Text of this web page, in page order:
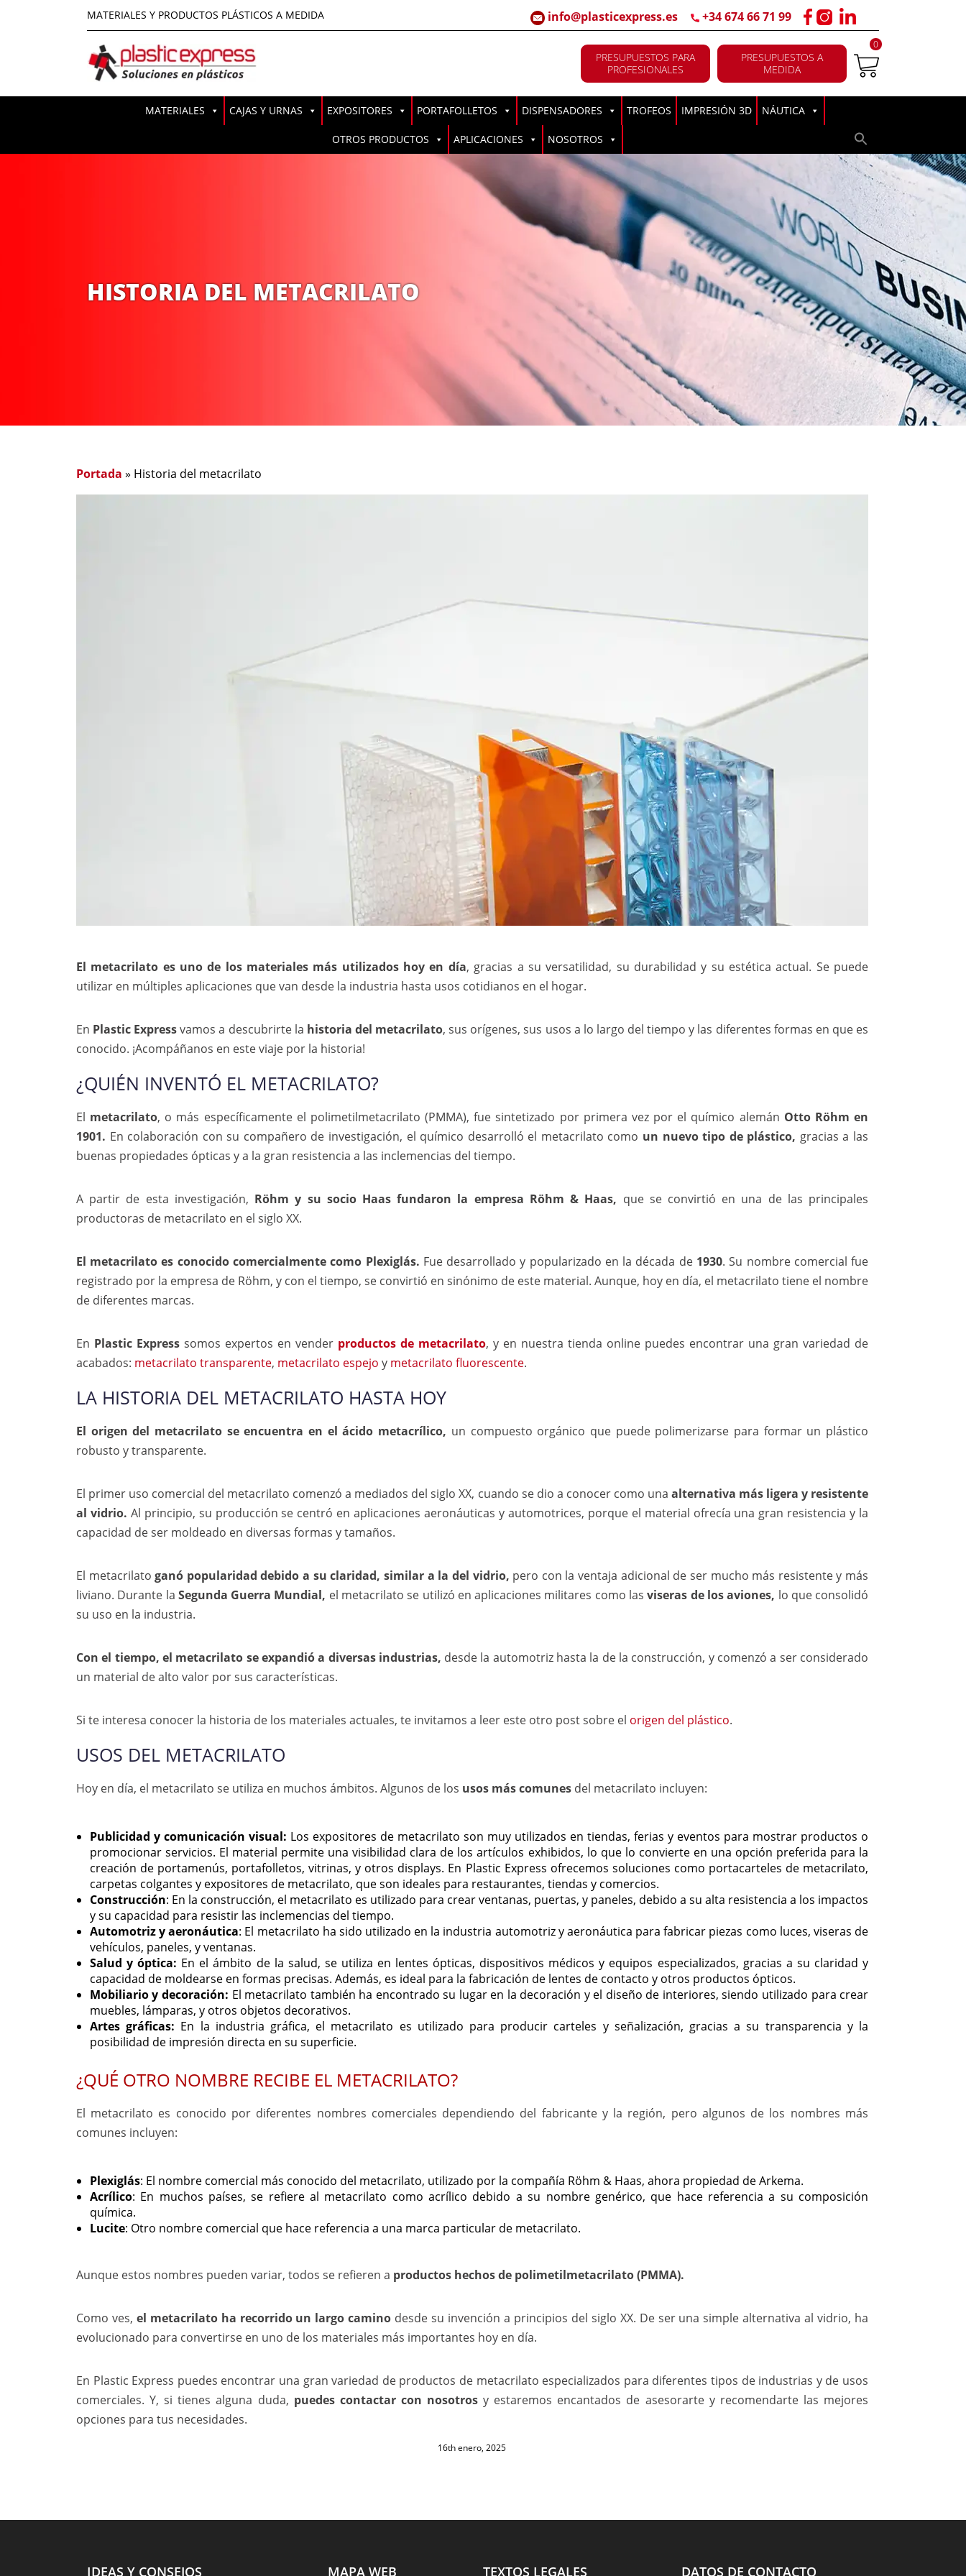
MATERIALES Y PRODUCTOS PLÁSTICOS A MEDIDA info@plasticexpress.es +34 674 66 71 99
PRESUPUESTOS PARA
PROFESIONALES
PRESUPUESTOS A
MEDIDA
0
MATERIALES CAJAS Y URNAS EXPOSITORES PORTAFOLLETOS DISPENSADORES TROFEOS IMPRESIÓN 3D NÁUTICA
OTROS PRODUCTOS APLICACIONES NOSOTROS
HISTORIA DEL METACRILATO
Portada » Historia del metacrilato
El metacrilato es uno de los materiales más utilizados hoy en día, gracias a su versatilidad, su durabilidad y su estética actual. Se puede
utilizar en múltiples aplicaciones que van desde la industria hasta usos cotidianos en el hogar.
En Plastic Expressvamos a descubrirte la historia del metacrilato, sus orígenes, sus usos a lo largo del tiempo y las diferentes formas en que es
conocido. ¡Acompáñanos en este viaje por la historia!
¿QUIÉN INVENTÓ EL METACRILATO?
El metacrilato, o más específicamente el polimetilmetacrilato (PMMA), fue sintetizado por primera vez por el químico alemán Otto Röhm en
1901. En colaboración con su compañero de investigación, el químico desarrolló el metacrilato como un nuevo tipo de plástico, gracias a las
buenas propiedades ópticas y a la gran resistencia a las inclemencias del tiempo.
A partir de esta investigación, Röhm y su socio Haas fundaron la empresa Röhm & Haas, que se convirtió en una de las principales
productoras de metacrilato en el siglo XX.
El metacrilato es conocido comercialmente como Plexiglás. Fue desarrollado y popularizado en la década de 1930. Su nombre comercial fue
registrado por la empresa de Röhm, y con el tiempo, se convirtió en sinónimo de este material. Aunque, hoy en día, el metacrilato tiene el nombre
de diferentes marcas.
En Plastic Express somos expertos en vender productos de metacrilato, y en nuestra tienda online puedes encontrar una gran variedad de
acabados: metacrilato transparente, metacrilato espejo y metacrilato fluorescente.
LA HISTORIA DEL METACRILATO HASTA HOY
El origen del metacrilato se encuentra en el ácido metacrílico, un compuesto orgánico que puede polimerizarse para formar un plástico
robusto y transparente.
El primer uso comercial del metacrilato comenzó a mediados del siglo XX, cuando se dio a conocer como una alternativa más ligera y resistente
al vidrio. Al principio, su producción se centró en aplicaciones aeronáuticas y automotrices, porque el material ofrecía una gran resistencia y la
capacidad de ser moldeado en diversas formas y tamaños.
El metacrilato ganó popularidad debido a su claridad, similar a la del vidrio, pero con la ventaja adicional de ser mucho más resistente y más
liviano. Durante la Segunda Guerra Mundial, el metacrilato se utilizó en aplicaciones militares como lasviseras de los aviones, lo que consolidó
su uso en la industria.
Con el tiempo, el metacrilato se expandió a diversas industrias, desde la automotriz hasta la de la construcción, y comenzó a ser considerado
un material de alto valor por sus características.
Si te interesa conocer la historia de los materiales actuales, te invitamos a leer este otro post sobre el origen del plástico.
USOS DEL METACRILATO
Hoy en día, el metacrilato se utiliza en muchos ámbitos. Algunos de los usos más comunes del metacrilato incluyen:
Publicidad y comunicación visual: Los expositores de metacrilato son muy utilizados en tiendas, ferias y eventos para mostrar productos o
promocionar servicios. El material permite una visibilidad clara de los artículos exhibidos, lo que lo convierte en una opción preferida para la
creación de portamenús, portafolletos, vitrinas, y otros displays. En Plastic Express ofrecemos soluciones como portacarteles de metacrilato,
carpetas colgantes y expositores de metacrilato, que son ideales para restaurantes, tiendas y comercios.
Construcción: En la construcción, el metacrilato es utilizado para crear ventanas, puertas, y paneles, debido a su alta resistencia a los impactos
y su capacidad para resistir las inclemencias del tiempo.
Automotriz y aeronáutica: El metacrilato ha sido utilizado en la industria automotriz y aeronáutica para fabricar piezas como luces, viseras de
vehículos, paneles, y ventanas.
Salud y óptica: En el ámbito de la salud, se utiliza en lentes ópticas, dispositivos médicos y equipos especializados, gracias a su claridad y
capacidad de moldearse en formas precisas. Además, es ideal para la fabricación de lentes de contacto y otros productos ópticos.
Mobiliario y decoración: El metacrilato también ha encontrado su lugar en la decoración y el diseño de interiores, siendo utilizado para crear
muebles, lámparas, y otros objetos decorativos.
Artes gráficas: En la industria gráfica, el metacrilato es utilizado para producir carteles y señalización, gracias a su transparencia y la
posibilidad de impresión directa en su superficie.
¿QUÉ OTRO NOMBRE RECIBE EL METACRILATO?
El metacrilato es conocido por diferentes nombres comerciales dependiendo del fabricante y la región, pero algunos de los nombres más
comunes incluyen:
Plexiglás: El nombre comercial más conocido del metacrilato, utilizado por la compañía Röhm & Haas, ahora propiedad de Arkema.
Acrílico: En muchos países, se refiere al metacrilato como acrílico debido a su nombre genérico, que hace referencia a su composición
química.
Lucite: Otro nombre comercial que hace referencia a una marca particular de metacrilato.
Aunque estos nombres pueden variar, todos se refieren a productos hechos de polimetilmetacrilato (PMMA).
Como ves, el metacrilato ha recorrido un largo camino desde su invención a principios del siglo XX. De ser una simple alternativa al vidrio, ha
evolucionado para convertirse en uno de los materiales más importantes hoy en día.
En Plastic Express puedes encontrar una gran variedad de productos de metacrilato especializados para diferentes tipos de industrias y de usos
comerciales. Y, si tienes alguna duda, puedes contactar con nosotrosy estaremos encantados de asesorarte y recomendarte las mejores
opciones para tus necesidades.
16th enero, 2025
IDEAS Y CONSEJOS MAPA WEB TEXTOS LEGALES DATOS DE CONTACTO